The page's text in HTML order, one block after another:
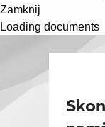
Zamknij
Loading documents